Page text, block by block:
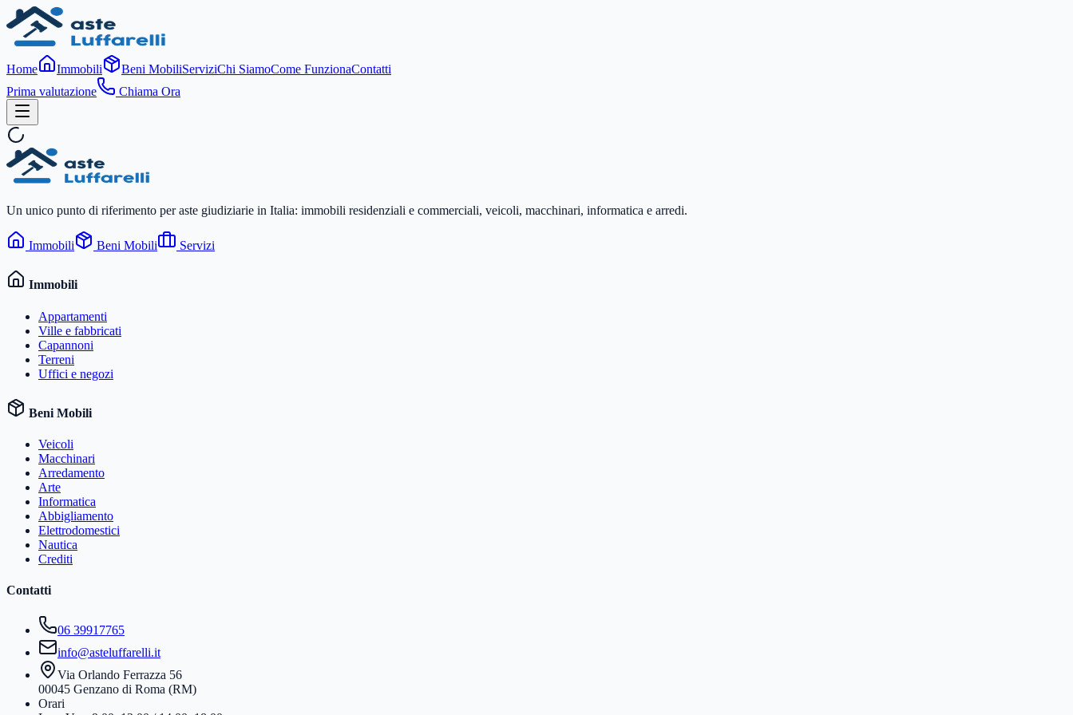
Home Immobili Beni MobiliServiziChi SiamoCome FunzionaContatti
Prima valutazione
Chiama Ora
Un unico punto di riferimento per aste giudiziarie in Italia: immobili residenziali e commerciali, veicoli, macchinari, informatica e arredi.
Immobili Beni Mobili Servizi
Immobili
Appartamenti
Ville e fabbricati
Capannoni
Terreni
Uffici e negozi
Beni Mobili
Veicoli
Macchinari
Arredamento
Arte
Informatica
Abbigliamento
Elettrodomestici
Nautica
Crediti
Contatti
06 39917765
info@asteluffarelli.it
Via Orlando Ferrazza 56
00045 Genzano di Roma (RM)
Orari